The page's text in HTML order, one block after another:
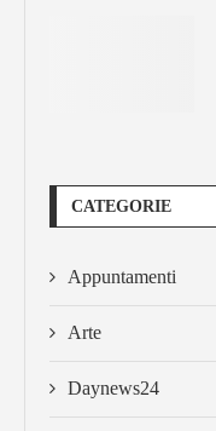
CATEGORIE
Appuntamenti
Arte
Daynews24